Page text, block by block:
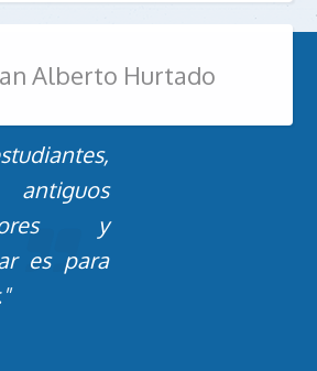
Alberto Hurtado
antiguos
y
es para